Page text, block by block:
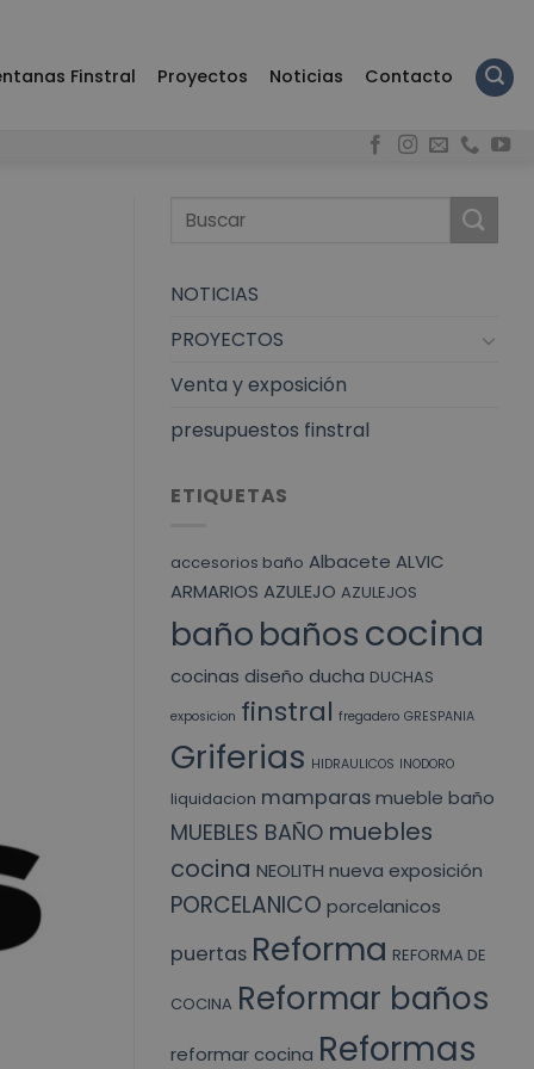
Finstral Proyectos Noticias Contacto
NOTICIAS
PROYECTOS
Venta y exposición
presupuestos finstral
ETIQUETAS
accesorios baño Albacete ALVIC
ARMARIOS AZULEJO AZULEJOS
bañobañoscocina
cocinas diseño ducha DUCHAS
exposicion finstral fregadero GRESPANIA
Griferias HIDRAULICOS INODORO
liquidacion mamparasmueble baño
MUEBLES BAÑO muebles
cocina NEOLITH nueva exposición
PORCELANICO porcelanicos
puertas Reforma REFORMA DE
COCINA Reformar baños
reformar cocina Reformas